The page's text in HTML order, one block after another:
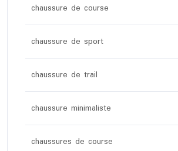
chaussure de course
chaussure de sport
chaussure de trail
chaussure minimaliste
chaussures de course